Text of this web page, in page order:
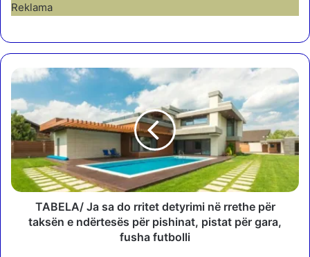
Reklama
T
B
E
L
A
/
J
a
TABELA/ Ja sa do rritet detyrimi në rrethe për
taksën e ndërtesës për pishinat, pistat për gara,
fusha futbolli